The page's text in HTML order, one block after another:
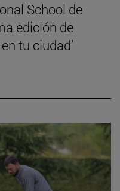
School de
edición de
tu ciudad’